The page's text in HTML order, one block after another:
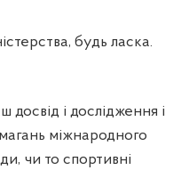
будь ласка.
і дослідження і
міжнародного
чи то спортивні